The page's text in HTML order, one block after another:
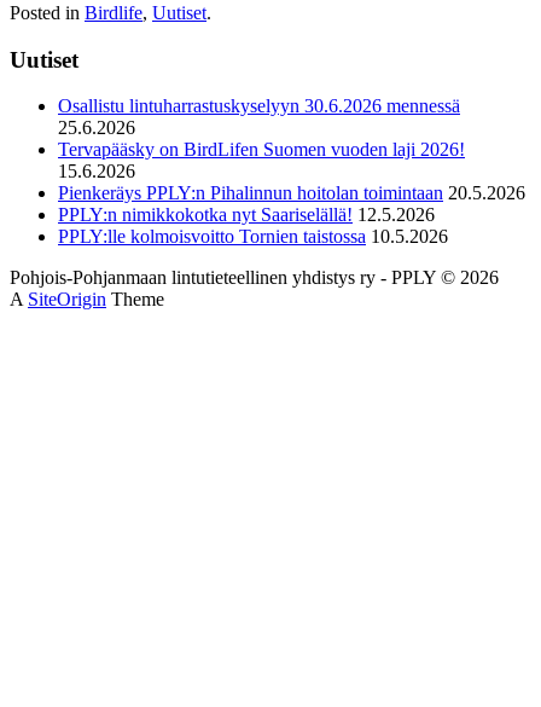
Posted in Birdlife, Uutiset.
Uutiset
Osallistu lintuharrastuskyselyyn 30.6.2026 mennessä
25.6.2026
Tervapääsky on BirdLifen Suomen vuoden laji 2026!
15.6.2026
Pienkeräys PPLY:n Pihalinnun hoitolan toimintaan 20.5.2026
PPLY:n nimikkokotka nyt Saariselällä! 12.5.2026
PPLY:lle kolmoisvoitto Tornien taistossa 10.5.2026
Pohjois-Pohjanmaan lintutieteellinen yhdistys ry - PPLY © 2026
A SiteOrigin Theme